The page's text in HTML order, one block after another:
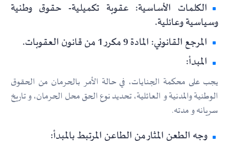
الكلمات الأساسية: عقوبة تكميلية- حقوق وطنية
وسياسية وعائلية.
المرجع القانوني: المادة 9 مكرر 1 من قانون العقوبات.
المبدأ:
يجب على محكمة الجنايات، في حالة الأمر بالحرمان من الحقوق
الوطنية والمدنية و العائلية، تحديد نوع الحق محل الحرمان، و تاريخ
سريانه و مدته.
وجه الطعن المثار من الطاعن المرتبط بالمبدأ: